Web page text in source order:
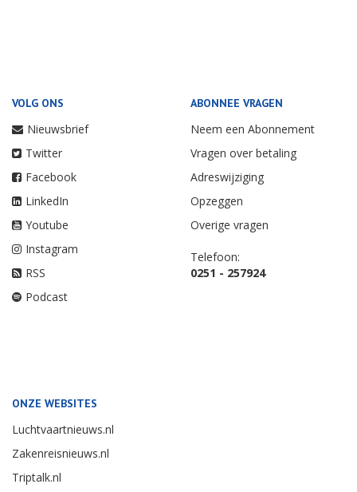
VOLG ONS
Nieuwsbrief
Twitter
Facebook
LinkedIn
Youtube
Instagram
RSS
Podcast
ABONNEE VRAGEN
Neem een Abonnement
Vragen over betaling
Adreswijziging
Opzeggen
Overige vragen
Telefoon:
0251 - 257924
ONZE WEBSITES
Luchtvaartnieuws.nl
Zakenreisnieuws.nl
Triptalk.nl